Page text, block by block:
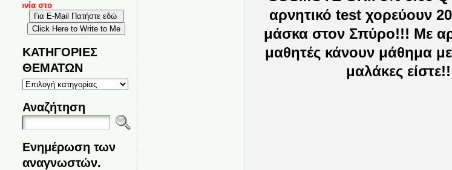
στο
ΚΑΤΗΓΟΡΙΕΣ
ΘΕΜΑΤΩΝ
ΚΑΤΗΓΟΡΙΕΣ
ΘΕΜΑΤΩΝ
Αναζήτηση
Ενημέρωση των
αναγνωστών.